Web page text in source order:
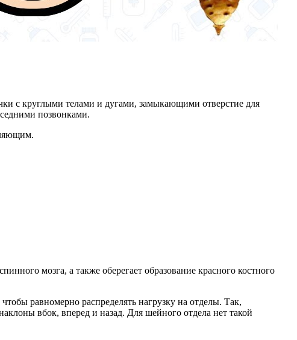
с круглыми телами и дугами, замыкающими отверстие для
позвонками.
мозга, а также оберегает образование красного костного
равномерно распределять нагрузку на отделы. Так,
вбок, вперед и назад. Для шейного отдела нет такой